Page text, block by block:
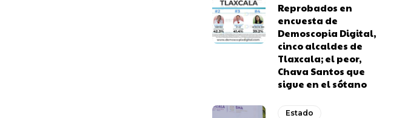
Reprobados en
encuesta de
Demoscopia Digital,
cinco alcaldes de
Tlaxcala; el peor,
Chava Santos que
sigue en el sótano
Estado